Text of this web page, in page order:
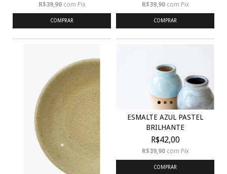
R$39,90 com Pix
COMPRAR
R$39,90 com Pix
COMPRAR
ESMALTE AZUL PASTEL
BRILHANTE
R$42,00
R$39,90 com Pix
COMPRAR